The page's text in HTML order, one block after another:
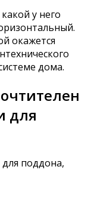
у него
окажется
дома.
для